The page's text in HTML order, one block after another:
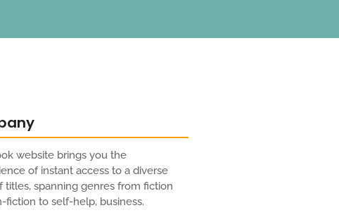
website brings you the
of instant access to a diverse
titles, spanning genres from fiction
fiction to self-help, business.